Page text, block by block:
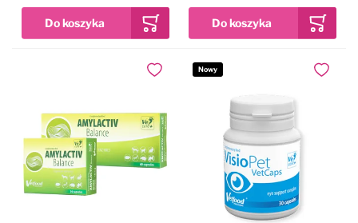
Dodaj do ulubionych
Nowy
Dodaj